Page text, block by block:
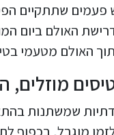
פעמים שתתקיים
האולם ביום
האולם מטעמי
מוזלים,
שמשתנות